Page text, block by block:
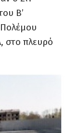
Β’
Πολέμου
στο πλευρό